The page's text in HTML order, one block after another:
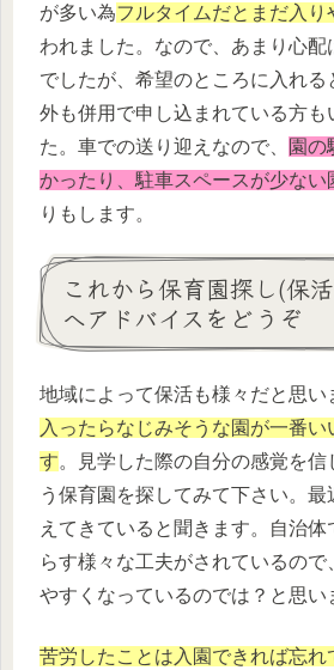
が多い為フルタイムだとまだ入り
われました。なので、あまり心配
でしたが、希望のところに入れる
外も併用で申し込まれている方も
た。車での送り迎えなので、
園の
かったり、駐車スペースが少ない
りもします。
これから保育園探し(保
へアドバイスをどうぞ
地域によって保活も様々だと思い
入ったらなじみそうな園が一番い
す。見学した際の自分の感覚を信
う保育園を探してみて下さい。最
えてきていると聞きます。自治
らす様々な工夫がされているので
やすくなっているのでは？と思い
苦労したことは入園できれば忘れ